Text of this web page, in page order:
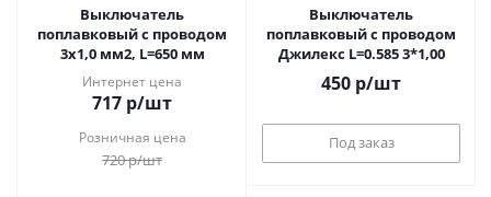
Выключатель
поплавковый с проводом
3х1,0 мм2, L=650 мм
Интернет цена
717 р/шт
Розничная цена
720р/шт
Выключатель
поплавковый с проводом
Джилекс L=0.585 3*1,00
450 р/шт
Под заказ